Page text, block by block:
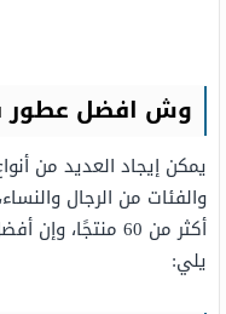
وش افضل عطور
يمكن إيجاد العديد من
والفئات من الرجال
أكثر من 60
يلي: